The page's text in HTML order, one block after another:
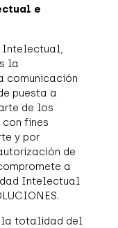
e
Intelectual,
la
comunicación
puesta a
de los
fines
y por
de
a
Intelectual
la totalidad del